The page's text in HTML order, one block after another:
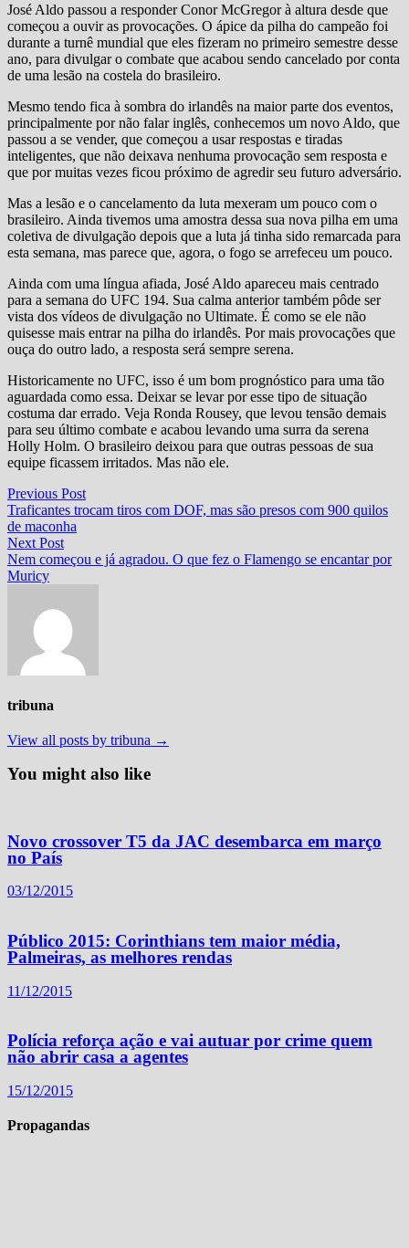
José Aldo passou a responder Conor McGregor à altura desde que
começou a ouvir as provocações. O ápice da pilha do campeão foi
durante a turnê mundial que eles fizeram no primeiro semestre desse
ano, para divulgar o combate que acabou sendo cancelado por conta
de uma lesão na costela do brasileiro.
Mesmo tendo fica à sombra do irlandês na maior parte dos eventos,
principalmente por não falar inglês, conhecemos um novo Aldo, que
passou a se vender, que começou a usar respostas e tiradas
inteligentes, que não deixava nenhuma provocação sem resposta e
que por muitas vezes ficou próximo de agredir seu futuro adversário.
Mas a lesão e o cancelamento da luta mexeram um pouco com o
brasileiro. Ainda tivemos uma amostra dessa sua nova pilha em uma
coletiva de divulgação depois que a luta já tinha sido remarcada para
esta semana, mas parece que, agora, o fogo se arrefeceu um pouco.
Ainda com uma língua afiada, José Aldo apareceu mais centrado
para a semana do UFC 194. Sua calma anterior também pôde ser
vista dos vídeos de divulgação no Ultimate. É como se ele não
quisesse mais entrar na pilha do irlandês. Por mais provocações que
ouça do outro lado, a resposta será sempre serena.
Historicamente no UFC, isso é um bom prognóstico para uma tão
aguardada como essa. Deixar se levar por esse tipo de situação
costuma dar errado. Veja Ronda Rousey, que levou tensão demais
para seu último combate e acabou levando uma surra da serena
Holly Holm. O brasileiro deixou para que outras pessoas de sua
equipe ficassem irritados. Mas não ele.
Navegação
de
Post
Previous PostPrevious
post:
Traficantes trocam tiros com DOF, mas são presos com 900 quilos
de maconha
Next PostNext
post:
Nem começou e já agradou. O que fez o Flamengo se encantar por
Muricy
tribuna
View all posts by tribuna →
You might also like
Novo crossover T5 da JAC desembarca em março
no País
03/12/2015
Público 2015: Corinthians tem maior média,
Palmeiras, as melhores rendas
11/12/2015
Polícia reforça ação e vai autuar por crime quem
não abrir casa a agentes
15/12/2015
Propagandas